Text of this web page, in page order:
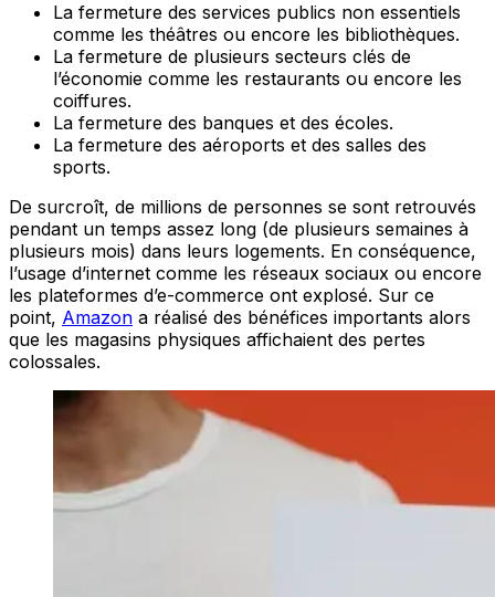
La fermeture des services publics non essentiels
comme les théâtres ou encore les bibliothèques.
La fermeture de plusieurs secteurs clés de
l’économie comme les restaurants ou encore les
coiffures.
La fermeture des banques et des écoles.
La fermeture des aéroports et des salles des
sports.
De surcroît, de millions de personnes se sont retrouvés
pendant un temps assez long (de plusieurs semaines à
plusieurs mois) dans leurs logements. En conséquence,
l’usage d’internet comme les réseaux sociaux ou encore
les plateformes d’e-commerce ont explosé. Sur ce
point, Amazon a réalisé des bénéfices importants alors
que les magasins physiques affichaient des pertes
colossales.